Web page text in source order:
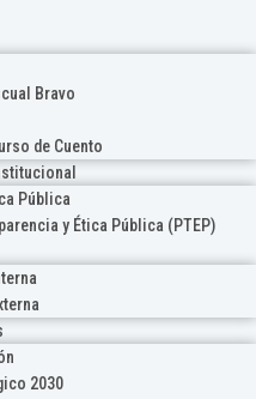
Bravo
de Cuento
Pública
y Ética Pública (PTEP)
2030